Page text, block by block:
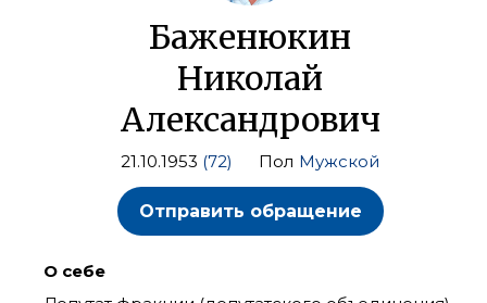
Баженюкин
Николай
Александрович
21.10.1953 (72) Пол Мужской
Отправить обращение
О себе